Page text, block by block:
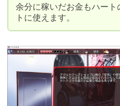
余分に稼いだお金もハー
トに使えます。